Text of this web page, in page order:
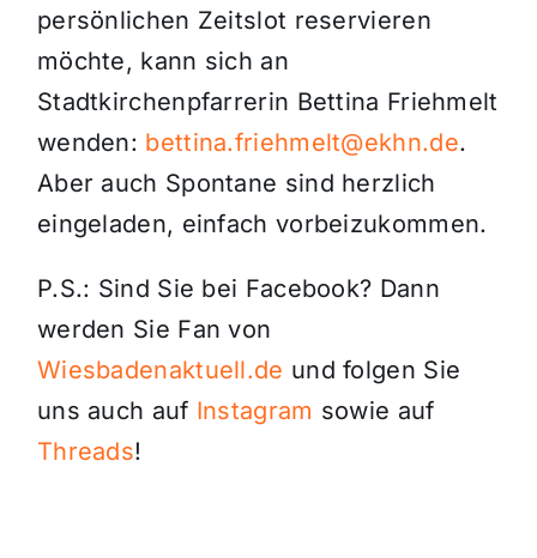
persönlichen Zeitslot reservieren
möchte, kann sich an
Stadtkirchenpfarrerin Bettina Friehmelt
wenden: bettina.friehmelt@ekhn.de.
Aber auch Spontane sind herzlich
eingeladen, einfach vorbeizukommen.
P.S.: Sind Sie bei Facebook? Dann
werden Sie Fan von
Wiesbadenaktuell.de und folgen Sie
uns auch auf Instagram sowie auf
Threads!